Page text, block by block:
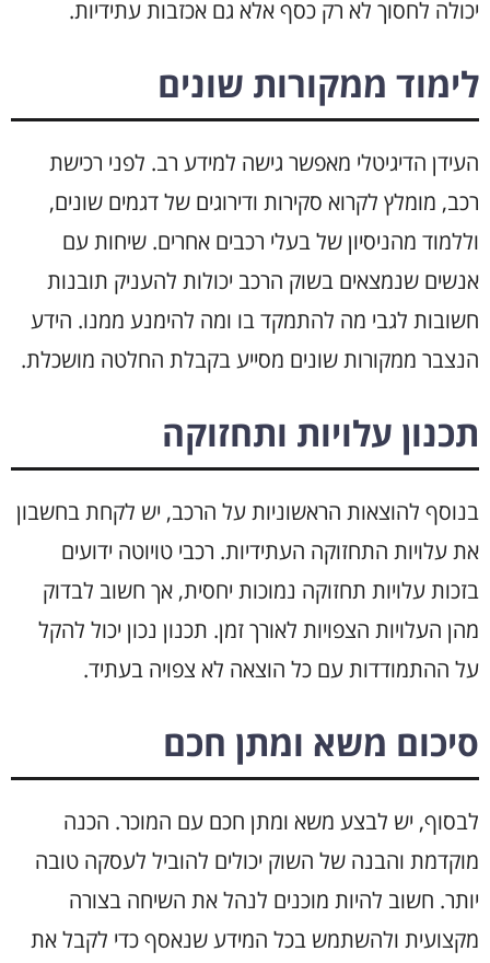
יכולה לחסוך לא רק כסף אלא גם אכזבות עתידיות.
לימוד ממקורות שונים
העידן הדיגיטלי מאפשר גישה למידע רב. לפני רכישת
רכב, מומלץ לקרוא סקירות ודירוגים של דגמים שונים,
וללמוד מהניסיון של בעלי רכבים אחרים. שיחות עם
אנשים שנמצאים בשוק הרכב יכולות להעניק תובנות
חשובות לגבי מה להתמקד בו ומה להימנע ממנו. הידע
הנצבר ממקורות שונים מסייע בקבלת החלטה מושכלת.
תכנון עלויות ותחזוקה
בנוסף להוצאות הראשוניות על הרכב, יש לקחת בחשבון
את עלויות התחזוקה העתידיות. רכבי טויוטה ידועים
בזכות עלויות תחזוקה נמוכות יחסית, אך חשוב לבדוק
מהן העלויות הצפויות לאורך זמן. תכנון נכון יכול להקל
על ההתמודדות עם כל הוצאה לא צפויה בעתיד.
סיכום משא ומתן חכם
לבסוף, יש לבצע משא ומתן חכם עם המוכר. הכנה
מוקדמת והבנה של השוק יכולים להוביל לעסקה טובה
יותר. חשוב להיות מוכנים לנהל את השיחה בצורה
מקצועית ולהשתמש בכל המידע שנאסף כדי לקבל את